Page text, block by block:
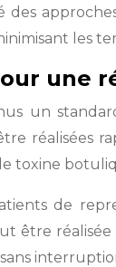
des
les
une
un
réalisées
toxine
de
être